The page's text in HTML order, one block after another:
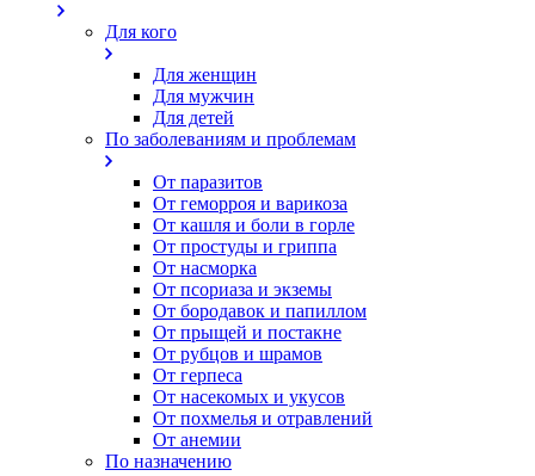
Для кого
Для женщин
Для мужчин
Для детей
По заболеваниям и проблемам
От паразитов
Oт геморроя и варикоза
От кашля и боли в горле
От простуды и гриппа
От насморка
Oт псориаза и экземы
От бородавок и папиллом
От прыщей и постакне
От рубцов и шрамов
От герпеса
От насекомых и укусов
От похмелья и отравлений
От анемии
По назначению